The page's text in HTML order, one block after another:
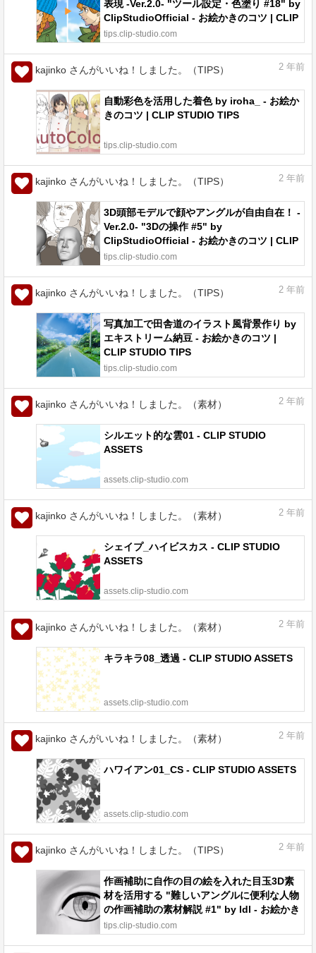
表現 -Ver.2.0- "ツール設定・色塗り #18" by
ClipStudioOfficial - お絵かきのコツ | CLIP
STUDIO TIPS
tips.clip-studio.com
kajinko さんがいいね！しました。（TIPS） 2 年前
自動彩色を活用した着色 by iroha_ - お絵か
きのコツ | CLIP STUDIO TIPS
tips.clip-studio.com
kajinko さんがいいね！しました。（TIPS） 2 年前
3D頭部モデルで顔やアングルが自由自在！ -
Ver.2.0- "3Dの操作 #5" by
ClipStudioOfficial - お絵かきのコツ | CLIP
STUDIO TIPS
tips.clip-studio.com
kajinko さんがいいね！しました。（TIPS） 2 年前
写真加工で田舎道のイラスト風背景作り by
エキストリーム納豆 - お絵かきのコツ |
CLIP STUDIO TIPS
tips.clip-studio.com
kajinko さんがいいね！しました。（素材） 2 年前
シルエット的な雲01 - CLIP STUDIO
ASSETS
assets.clip-studio.com
kajinko さんがいいね！しました。（素材） 2 年前
シェイプ_ハイビスカス - CLIP STUDIO
ASSETS
assets.clip-studio.com
kajinko さんがいいね！しました。（素材） 2 年前
キラキラ08_透過 - CLIP STUDIO ASSETS
assets.clip-studio.com
kajinko さんがいいね！しました。（素材） 2 年前
ハワイアン01_CS - CLIP STUDIO ASSETS
assets.clip-studio.com
kajinko さんがいいね！しました。（TIPS） 2 年前
作画補助に自作の目の絵を入れた目玉3D素
材を活用する "難しいアングルに便利な人物
の作画補助の素材解説 #1" by ldl - お絵かき
のコツ | CLIP STUDIO TIPS
tips.clip-studio.com